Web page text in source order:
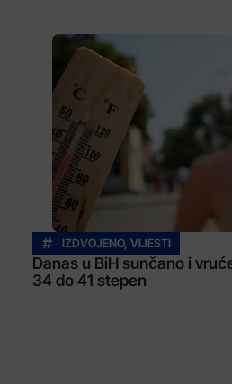
IZDVOJENO, VIJESTI
Danas u BiH sunčano i
34 do 41 stepen